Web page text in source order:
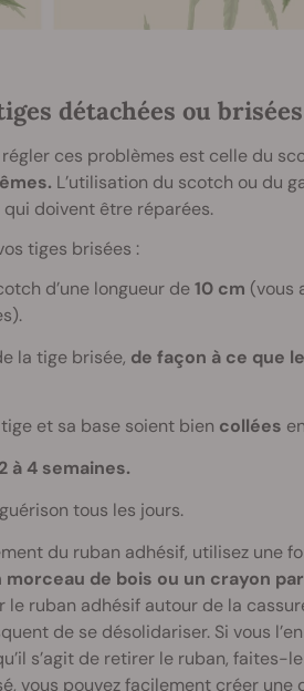
détachées ou brisées
ces problèmes est celle du
L’utilisation du scotch ou du
doivent être réparées.
tiges brisées :
d’une longueur de10 cm (vous
la tige brisée, de façon à ce que
et sa base soient bien collées
2 à 4 semaines.
tous les jours.
du ruban adhésif, utilisez une
morceau de bois ou un crayon
le ruban adhésif autour de la
de se désolidariser. Si vous
s’agit de retirer le ruban, faites-
vous pouvez facilement créer